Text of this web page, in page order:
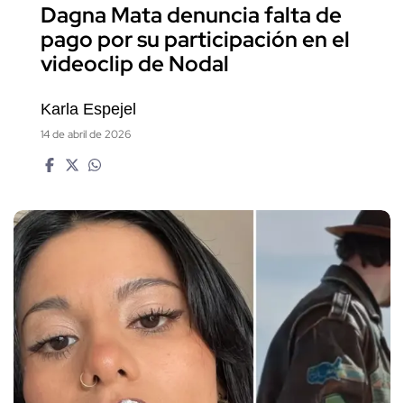
Dagna Mata denuncia falta de
pago por su participación en el
videoclip de Nodal
Karla Espejel
14 de abril de 2026